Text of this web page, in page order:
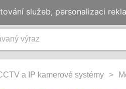
a IP kamerové systémy >
služeb, personalizaci